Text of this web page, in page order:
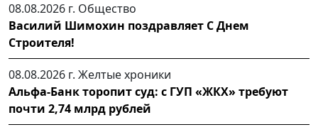
08.08.2026 г. Общество
Василий Шимохин поздравляет С Днем
Строителя!
08.08.2026 г. Желтые хроники
Альфа-Банк торопит суд: с ГУП «ЖКХ» требуют
почти 2,74 млрд рублей